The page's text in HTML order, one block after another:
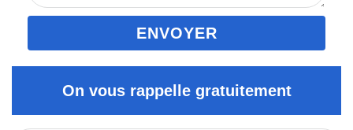
On vous rappelle gratuitement